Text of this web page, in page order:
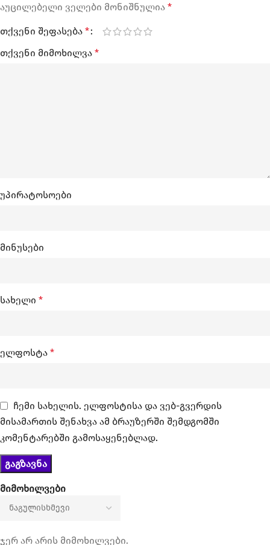
მიმოხილვები
ჯერ არ არის მიმოხილვები.
აუცილებელი ველები მონიშნულია *
თქვენი შეფასება *
თქვენი მიმოხილვა *
უპირატოსოები
მინუსები
სახელი *
ელფოსტა *
ჩემი სახელის. ელფოსტისა და ვებ-გვერდის
მისამართის შენახვა ამ ბრაუზერში შემდგომში
კომენტარებში გამოსაყენებლად.